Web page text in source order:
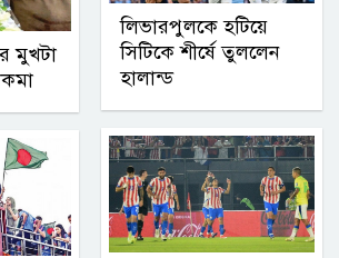
মুখটা
লিভারপুলকে হটিয়ে
সিটিকে শীর্ষে তুললেন
হালান্ড